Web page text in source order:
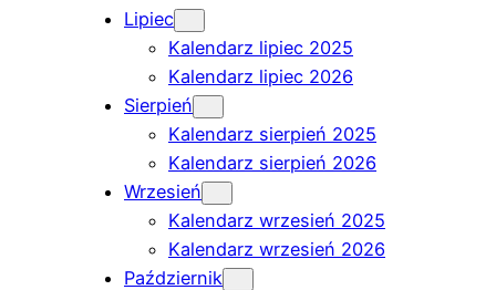
Lipiec
Kalendarz lipiec 2025
Kalendarz lipiec 2026
Sierpień
Kalendarz sierpień 2025
Kalendarz sierpień 2026
Wrzesień
Kalendarz wrzesień 2025
Kalendarz wrzesień 2026
Październik